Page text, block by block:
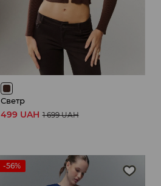
Светр
499 UAH 1 699 UAH
-56%